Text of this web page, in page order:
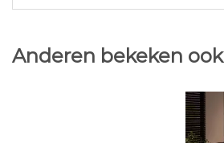
Anderen bekeken ook